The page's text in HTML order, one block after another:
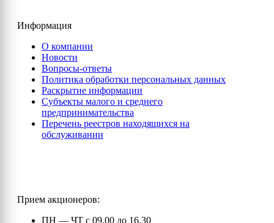
Информация
О компании
Новости
Вопросы-ответы
Политика обработки персональных данных
Раскрытие информации
Субъекты малого и среднего
предпринимательства
Перечень реестров находящихся на
обслуживании
Прием акционеров:
ПН — ЧТ с 09.00 до 16.30